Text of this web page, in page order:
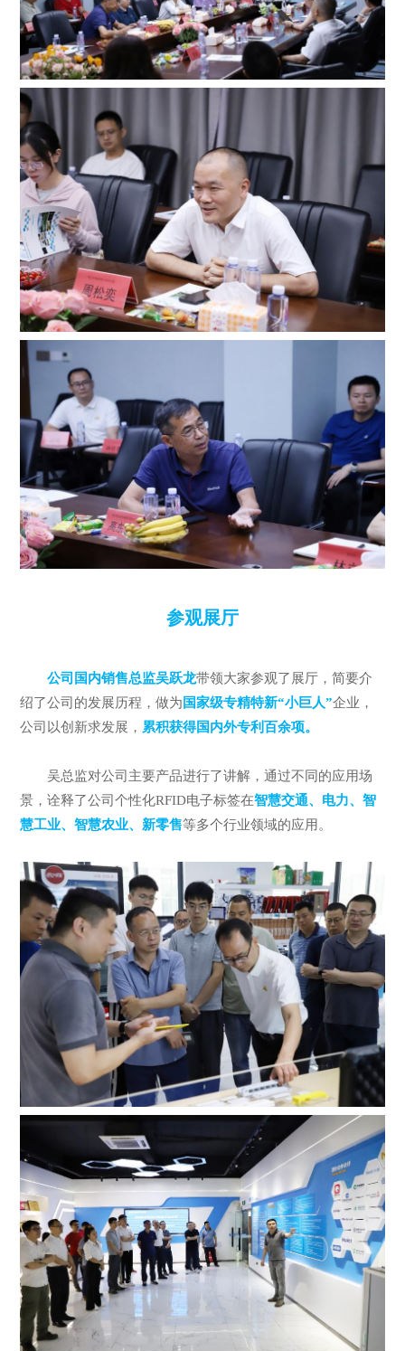
参观展厅
公司国内销售总监吴跃龙带领大家参观了展厅，简要介
绍了公司的发展历程，做为 国家级专精特新“小巨人”企业，
公司以创新求发展， 累积获得国内外专利百余项。
吴总监对公司主要产品进行了讲解，通过不同的应用场
景，诠释了公司个性化RFID电子标签在智慧交通、电力、智
慧工业、智慧农业、新零售等多个行业领域的应用。